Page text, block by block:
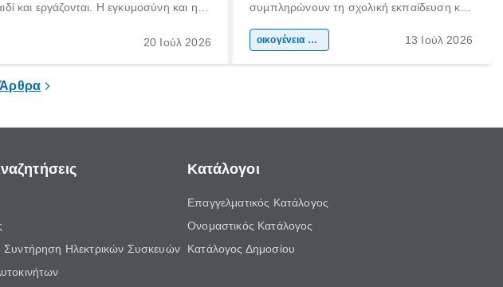
και εργάζονται. Η εγκυμοσύνη και η
περίοδος στη ζωή κάθε20 Ιούλ 2026
συμπληρώνουν τη σχολική εκπαίδευση και
της προσωπικότητας, της κοινωνικότητας
οικογένεια & παιδί 13 Ιούλ 2026
Συντήρηση Ηλεκτρικών Συσκευών
Κατάλογοι
Επαγγελματικός Κατάλογος
Ονομαστικός Κατάλογος
Κατάλογος Δημοσίου